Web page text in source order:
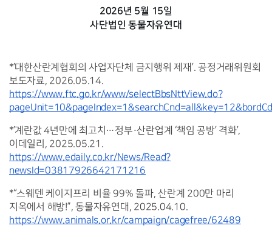
2026년 5월 15일
사단법인 동물자유연대
*’대한산란계협회의 사업자단체 금지행위 제재’. 공정거래위원회
https://www.ftc.go.kr/www/selectBbsNttView.do?
*’계란값 4년만에 최고치…정부·산란업계 ‘책임 공방’ 격화’,
https://www.edaily.co.kr/News/Read?
newsId=03817926642171216
*“스웨덴 케이지프리 비율 99% 돌파, 산란계 200만 마리
https://www.animals.or.kr/campaign/cagefree/62489